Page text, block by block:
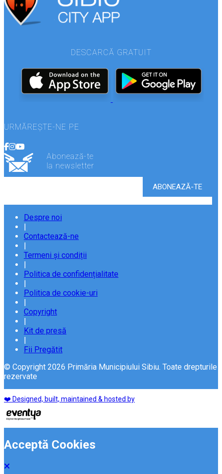
DESCARCĂ GRATUIT
URMĂREȘTE-NE PE
Abonează-te
la newsletter
Despre noi
Contactează-ne
Termeni și condiții
Politica de confidențialitate
Politica de cookie-uri
Copyright
Kit de presă
Fii Pregătit
© Copyright 2026 Primăria Municipiului Sibiu. Toate drepturile
rezervate
❤️ Designed, built, maintained & hosted by
Acceptă Cookies